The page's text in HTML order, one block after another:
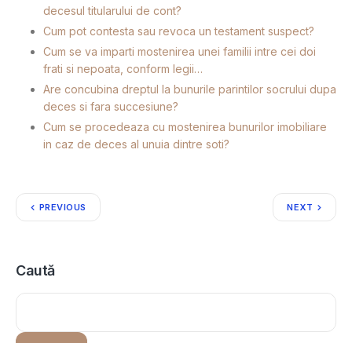
decesul titularului de cont?
Cum pot contesta sau revoca un testament suspect?
Cum se va imparti mostenirea unei familii intre cei doi
frati si nepoata, conform legii…
Are concubina dreptul la bunurile parintilor socrului dupa
deces si fara succesiune?
Cum se procedeaza cu mostenirea bunurilor imobiliare
in caz de deces al unuia dintre soti?
PREVIOUS NEXT
Caută